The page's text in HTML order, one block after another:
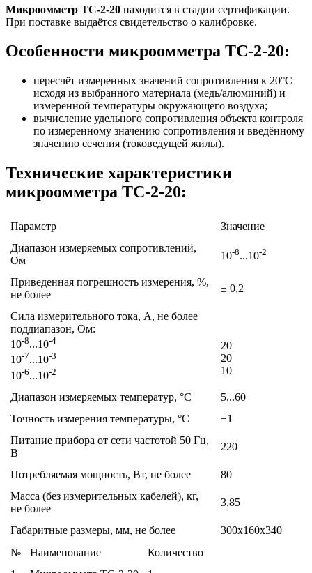
Микроомметр ТС-2-20 находится в стадии сертификации.
При поставке выдаётся свидетельство о калибровке.
Особенности микроомметра ТС-2-20:
пересчёт измеренных значений сопротивления к 20°C
исходя из выбранного материала (медь/алюминий) и
измеренной температуры окружающего воздуха;
вычисление удельного сопротивления объекта контроля
по измеренному значению сопротивления и введённому
значению сечения (токоведущей жилы).
Технические характеристики
микроомметра ТС-2-20:
Параметр
Значение
Диапазон измеряемых сопротивлений,
Ом
10-8...10-2
Приведенная погрешность измерения, %,
не более
± 0,2
Сила измерительного тока, А, не более
поддиапазон, Ом:
10-8...10-4
10-7...10-3
10-6...10-2
20
20
10
Диапазон измеряемых температур, °C
5...60
Точность измерения температуры, °C
±1
Питание прибора от сети частотой 50 Гц,
В
220
Потребляемая мощность, Вт, не более
80
Масса (без измерительных кабелей), кг,
не более
3,85
Габаритные размеры, мм, не более
300х160х340
№
Наименование
Количество